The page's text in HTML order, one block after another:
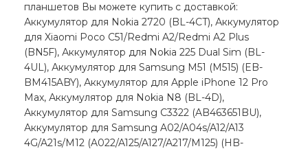
планшетов Вы можете купить с доставкой:
Аккумулятор для Nokia 2720 (BL-4CT), Аккумулятор
для Xiaomi Poco C51/Redmi A2/Redmi A2 Plus
(BN5F), Аккумулятор для Nokia 225 Dual Sim (BL-
4UL), Аккумулятор для Samsung M51 (M515) (EB-
BM415ABY), Аккумулятор для Apple iPhone 12 Pro
Max, Аккумулятор для Nokia N8 (BL-4D),
Аккумулятор для Samsung C3322 (AB463651BU),
Аккумулятор для Samsung A02/A04s/A12/A13
4G/A21s/M12 (A022/A125/A127/A217/M125) (HB-